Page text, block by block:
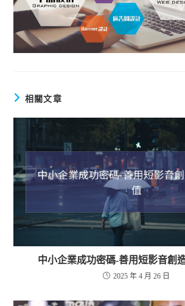
相關文章
中小企業成功密碼-善用短影音創
2025 年 4 月 26 日